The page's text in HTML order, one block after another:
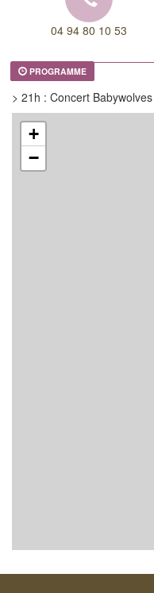
04 94 80 10 53
PROGRAMME
> 21h : Concert
+
−